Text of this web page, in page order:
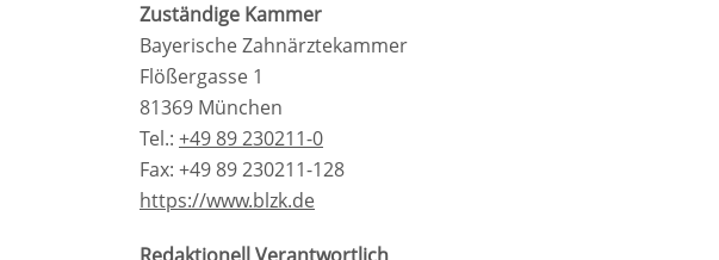
Zuständige Kammer
Bayerische Zahnärztekammer
Flößergasse 1
81369 München
Tel.: +49 89 230211-0
Fax: +49 89 230211-128
https://www.blzk.de